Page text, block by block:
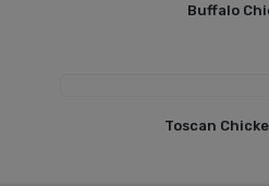
Buffalo
Toscan